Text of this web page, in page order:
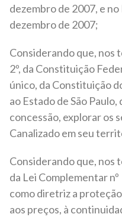
dezembro de 2007, e
dezembro de 2007;
Considerando que, nos
2º, da Constituição
único, da Constituição
ao Estado de São
concessão, explorar os
Canalizado em seu
Considerando que, nos
da Lei Complementar
como diretriz a
aos preços, à